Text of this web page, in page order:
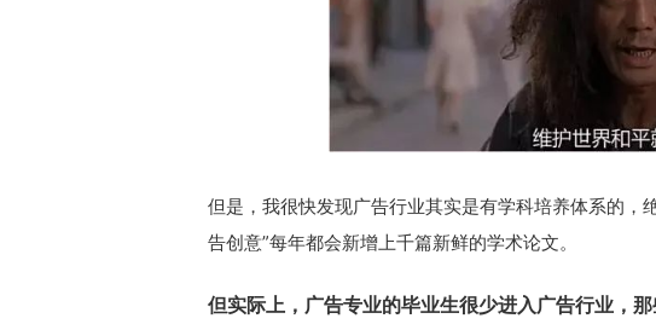
但是，我很快发现广告行业其实是有学科培养体系的，
告创意”每年都会新增上千篇新鲜的学术论文。
但实际上，广告专业的毕业生很少进入广告行业，